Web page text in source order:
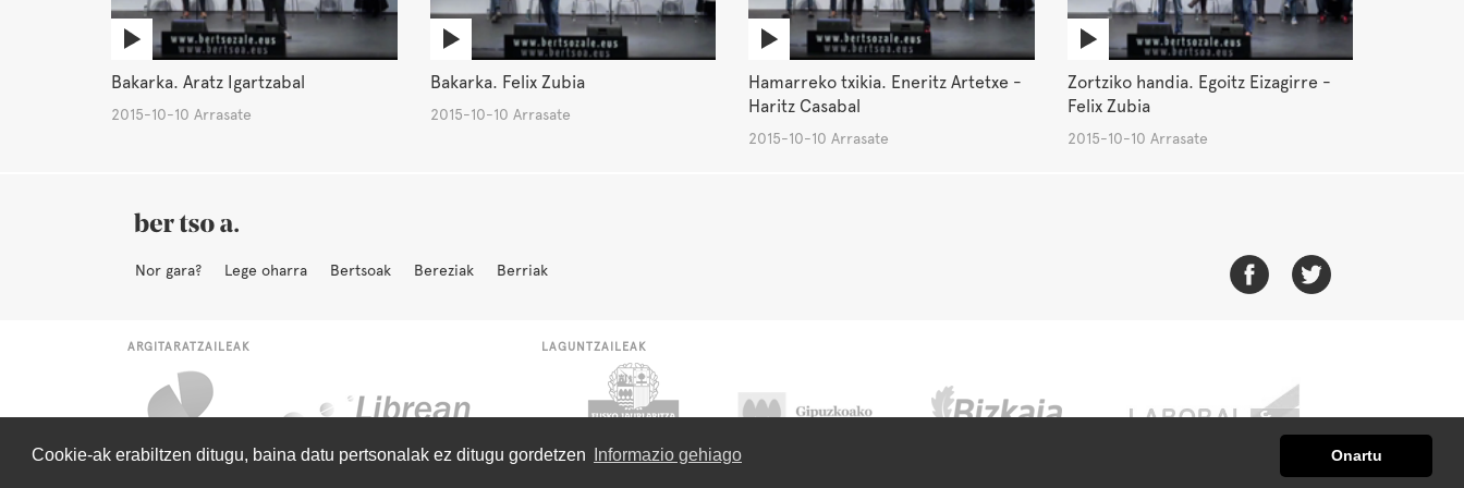
Cookie-ak erabiltzen ditugu, baina datu pertsonalak ez ditugu gordetzen Informazio gehiago Onartu
Bakarka. Aratz Igartzabal
2015-10-10 Arrasate
Bakarka. Felix Zubia
2015-10-10 Arrasate
Hamarreko txikia. Eneritz Artetxe -
Haritz Casabal
2015-10-10 Arrasate
Zortziko handia. Egoitz Eizagirre -
Felix Zubia
2015-10-10 Arrasate
Nor gara? Lege oharra Bertsoak Bereziak Berriak
ARGITARATZAILEAK LAGUNTZAILEAK